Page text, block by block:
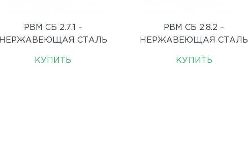
РВМ СБ 2.7.1 –
НЕРЖАВЕЮЩАЯ СТАЛЬ
КУПИТЬ
РВМ СБ 2.8.2 –
НЕРЖАВЕЮЩАЯ СТАЛЬ
КУПИТЬ